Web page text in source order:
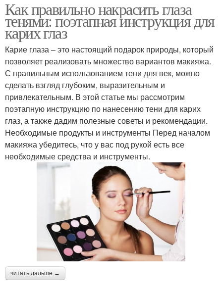
Как правильно накрасить глаза
тенями: поэтапная инструкция для
карих глаз
Карие глаза – это настоящий подарок природы, который
позволяет реализовать множество вариантов макияжа.
С правильным использованием тени для век, можно
сделать взгляд глубоким, выразительным и
привлекательным. В этой статье мы рассмотрим
поэтапную инструкцию по нанесению тени для карих
глаз, а также дадим полезные советы и рекомендации.
Необходимые продукты и инструменты Перед началом
макияжа убедитесь, что у вас под рукой есть все
необходимые средства и инструменты.
читать дальше →